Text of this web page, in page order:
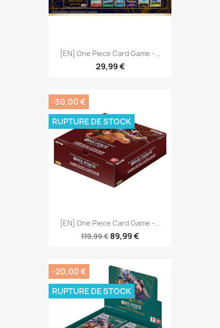
[EN] One Piece Card Game -...
29,99 €
[EN] One Piece Card Game -...
119,99 € 89,99 €
-30,00 €
RUPTURE DE STOCK
-20,00 €
RUPTURE DE STOCK